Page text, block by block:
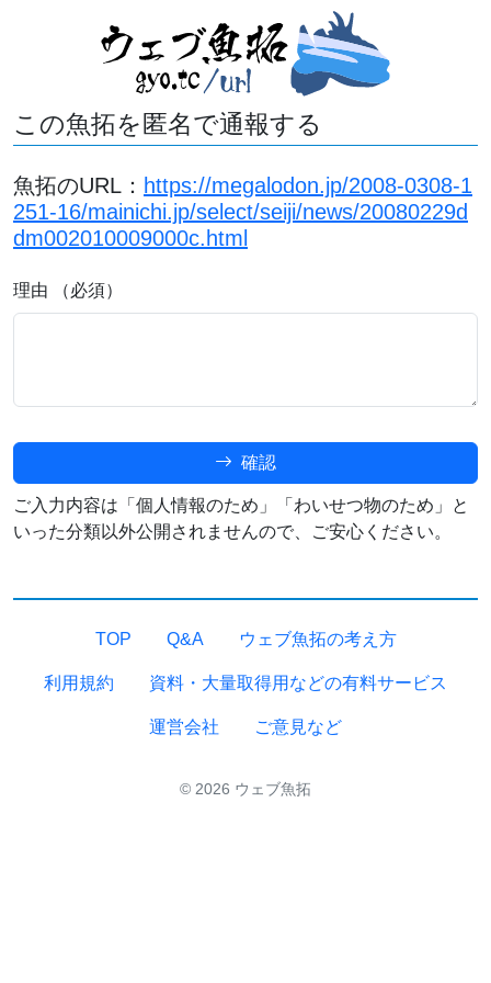
この魚拓を匿名で通報する
魚拓のURL： https://megalodon.jp/2008-0308-1
251-16/mainichi.jp/select/seiji/news/20080229d
dm002010009000c.html
理由 （必須）
確認
ご入力内容は「個人情報のため」「わいせつ物のため」と
いった分類以外公開されませんので、ご安心ください。
TOP Q&A ウェブ魚拓の考え方
利用規約 資料・大量取得用などの有料サービス
運営会社 ご意見など
© 2026 ウェブ魚拓